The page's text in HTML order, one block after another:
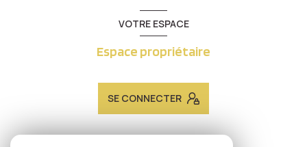
VOTRE ESPACE
Espace propriétaire
SE CONNECTER